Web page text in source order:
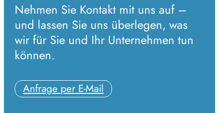
Nehmen Sie Kontakt mit uns auf –
und lassen Sie uns überlegen, was
wir für Sie und Ihr Unternehmen tun
können.
Anfrage per E-Mail